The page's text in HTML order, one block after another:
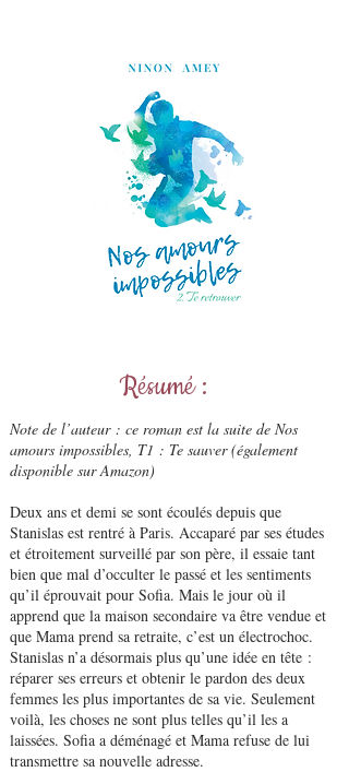
Résumé :
Note de l’auteur : ce roman est la suite de Nos
amours impossibles, T1 : Te sauver (également
disponible sur Amazon)
Deux ans et demi se sont écoulés depuis que
Stanislas est rentré à Paris. Accaparé par ses études
et étroitement surveillé par son père, il essaie tant
bien que mal d’occulter le passé et les sentiments
qu’il éprouvait pour Sofia. Mais le jour où il
apprend que la maison secondaire va être vendue et
que Mama prend sa retraite, c’est un électrochoc.
Stanislas n’a désormais plus qu’une idée en tête :
réparer ses erreurs et obtenir le pardon des deux
femmes les plus importantes de sa vie. Seulement
voilà, les choses ne sont plus telles qu’il les a
laissées. Sofia a déménagé et Mama refuse de lui
transmettre sa nouvelle adresse.